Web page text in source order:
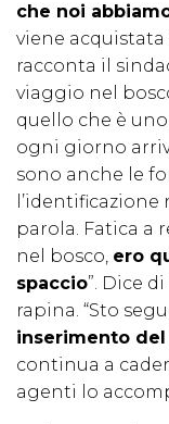
che noi
viene acquistata
racconta il
viaggio nel
quello che è
ogni giorno
sono anche le
parola. Fatica a
nel bosco, ero
spaccio”. Dice
rapina. “Sto
inserimento del
continua a
agenti lo